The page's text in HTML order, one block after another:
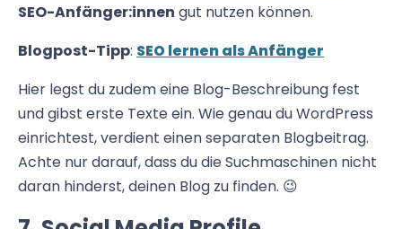
SEO-Anfänger:innen gut nutzen können.
Blogpost-Tipp: SEO lernen als Anfänger
Hier legst du zudem eine Blog-Beschreibung fest
und gibst erste Texte ein. Wie genau du WordPress
einrichtest, verdient einen separaten Blogbeitrag.
Achte nur darauf, dass du die Suchmaschinen nicht
daran hinderst, deinen Blog zu finden. 😉